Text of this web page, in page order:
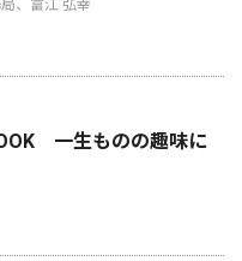
、富江 弘幸
一生ものの趣味に